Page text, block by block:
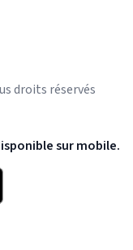
droits réservés
sur mobile.